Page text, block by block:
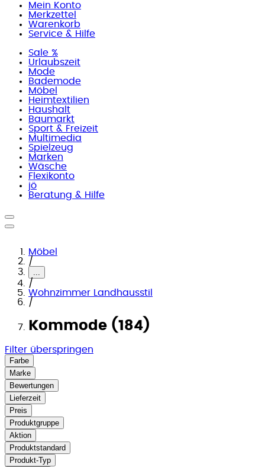
Mein Konto
Merkzettel
Warenkorb
Service & Hilfe
Sale %
Urlaubszeit
Mode
Bademode
Möbel
Heimtextilien
Haushalt
Baumarkt
Sport & Freizeit
Multimedia
Spielzeug
Marken
Wäsche
Flexikonto
jö
Beratung & Hilfe
Möbel
/
...
/
Wohnzimmer Landhausstil
/
Kommode (184)
Filter überspringen
Farbe
Marke
Bewertungen
Lieferzeit
Preis
Produktgruppe
Aktion
Produktstandard
Produkt-Typ